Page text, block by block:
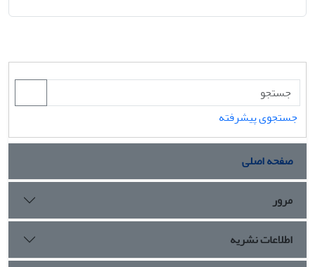
جستجوی پیشرفته
صفحه اصلی
مرور
اطلاعات نشریه